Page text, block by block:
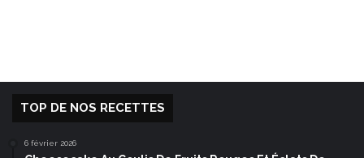
TOP DE NOS RECETTES
6 février 2026